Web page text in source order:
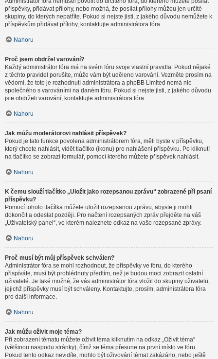
příspěvky, přidávat přílohy, nebo možná, že posílat přílohy můžou jen určité
skupiny, do kterých nepatříte. Pokud si nejste jisti, z jakého důvodu nemůžete k
příspěvkům přidávat přílohy, kontaktujte administrátora fóra.
Nahoru
Proč jsem obdržel varování?
Každý administrátor fóra má na svém fóru svoje vlastní pravidla. Pokud nějaké
z těchto pravidel porušíte, může vám být uděleno varování. Vezměte prosím na
vědomí, že toto je rozhodnutí administrátora a phpBB Limited nemá nic
společného s varováními na daném fóru. Pokud si nejste jisti, z jakého důvodu
jste obdrželi varování, kontaktujte administrátora fóra.
Nahoru
Jak můžu moderátorovi nahlásit příspěvek?
Pokud je tato funkce povolena administrátorem fóra, měli byste v příspěvku,
který chcete nahlásit, vidět tlačítko (ikonu) pro nahlášení příspěvku. Po kliknutí
na tlačítko se zobrazí formulář, pomocí kterého můžete příspěvek nahlásit.
Nahoru
K čemu slouží tlačítko „Uložit jako rozepsanou zprávu“ zobrazené při psaní
příspěvku?
Pomocí tohoto tlačítka můžete uložit rozepsanou zprávu, abyste ji mohli
dokončit a odeslat později. Pro načtení rozepsaných zpráv přejděte na váš
„Uživatelský panel“, ve kterém naleznete odkaz na vaše rozepsané zprávy.
Nahoru
Proč musí být můj příspěvek schválen?
Administrátor fóra se mohl rozhodnout, že příspěvky ve fóru, do kterého
přispíváte, musí být prohlédnuty předtím, než je budou moci zobrazit ostatní
uživatelé. Je také možné, že vás administrátor fóra vložil do skupiny uživatelů,
jejichž příspěvky musí být schváleny. Kontaktujte, prosím, administrátora fóra
pro další informace.
Nahoru
Jak můžu oživit moje téma?
Při zobrazení tématu můžete oživit téma kliknutím na odkaz „Oživit téma“
(většinou naspodu stránky), čímž se téma přesune na první místo ve fóru.
Pokud tento odkaz nevidíte, mohlo být oživování témat zakázáno, nebo ještě